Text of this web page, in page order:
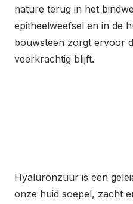
nature terug in het
epitheelweefsel en in de
bouwsteen zorgt ervoor
veerkrachtig blijft.
Hyaluronzuur is een
onze huid soepel, zacht